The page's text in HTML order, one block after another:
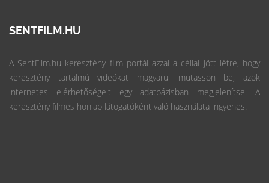
SENTFILM.HU
A SentFilm.hu keresztény film portál azzal a céllal jött létre, hogy
keresztény tartalmú videókat magyarul mutasson be, azok
internetes elérhetőségeit egy adatbázisban megjelenítse. A
keresztény filmes honlap látogatóként való használata ingyenes.